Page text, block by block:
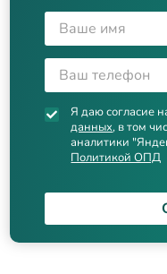
Я даю согласие
данных, в том
аналитики
Политикой ОПД